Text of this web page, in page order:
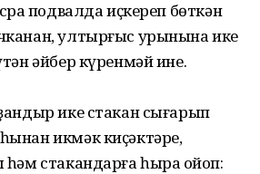
подвалда иҫкереп бөткән
ултырғыс урынына ике
әйбер күренмәй ине.
ике стакан сығарып
икмәк киҫәктәре,
стакандарға һыра ҡойоп: